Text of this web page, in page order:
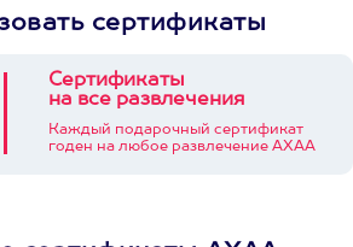
сертификаты
Сертификаты
на все развлечения
Каждый подарочный сертификат
годен на любое развлечение АХАА